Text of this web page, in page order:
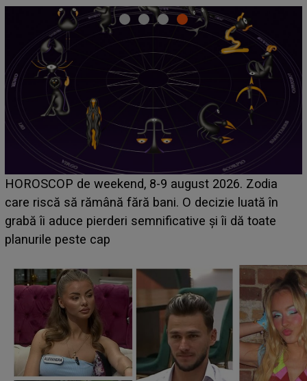
HOROSCOP de weekend, 8-9 august 2026. Zodia
care riscă să rămână fără bani. O decizie luată în
grabă îi aduce pierderi semnificative și îi dă toate
planurile peste cap